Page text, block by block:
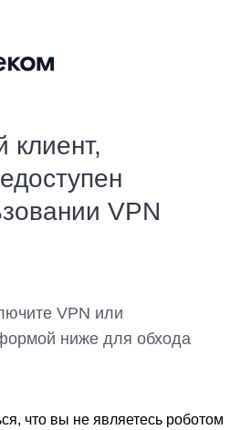
VPN
VPN или
ниже для обхода
что вы не являетесь роботом